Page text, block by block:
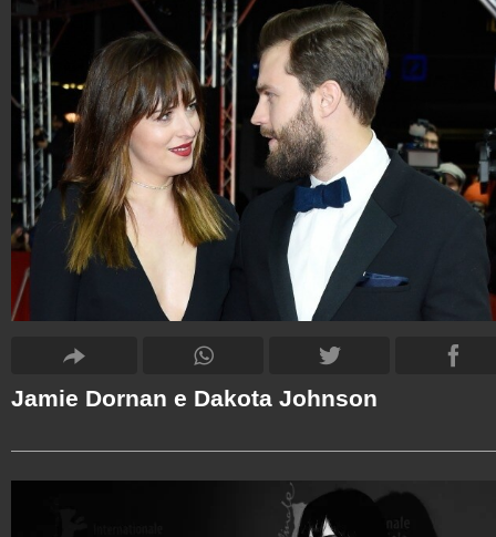
Jamie Dornan e Dakota Johnson